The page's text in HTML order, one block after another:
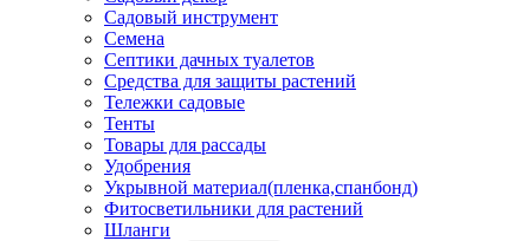
Садовый инструмент
Семена
Септики дачных туалетов
Средства для защиты растений
Тележки садовые
Тенты
Товары для рассады
Удобрения
Укрывной материал(пленка,спанбонд)
Фитосветильники для растений
Шланги